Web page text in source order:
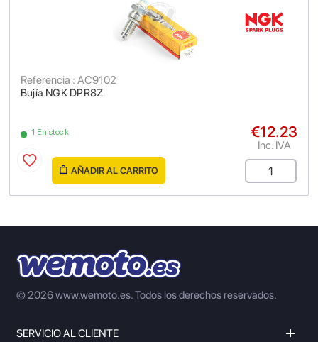
Bujía NGK DPR8Z
Referencia : AC9102
1 En stock €12.23
Inc. IVA
AÑADIR AL CARRITO
© 2026 www.wemoto.es.Todos los derechos reservados.
SERVICIO AL CLIENTE